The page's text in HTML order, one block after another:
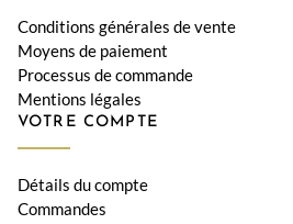
Conditions générales de vente
Moyens de paiement
Processus de commande
Mentions légales
VOTRE COMPTE
Détails du compte
Commandes